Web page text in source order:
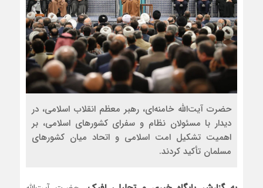
حضرت آیت‌الله خامنه‌ای، رهبر معظم انقلاب اسلامی، در
دیدار با مسئولان نظام و سفرای کشورهای اسلامی، بر
اهمیت تشکیل امت اسلامی و اتحاد میان کشورهای
مسلمان تأکید کردند.